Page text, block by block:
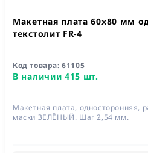
Макетная плата 60x80 мм
текстолит FR-4
Код товара:61105
В наличии 415 шт.
Макетная плата, односторонняя,
маски ЗЕЛЁНЫЙ. Шаг 2,54 мм.